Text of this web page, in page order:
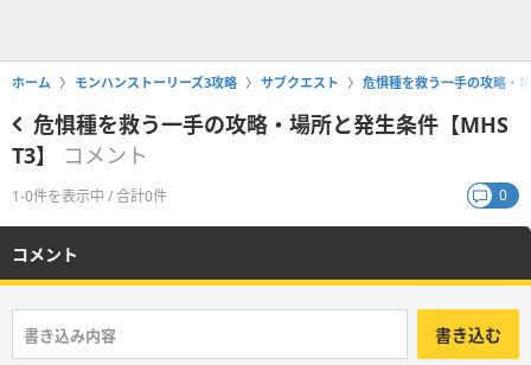
ホーム モンハンストーリーズ3攻略 サブクエスト 危惧種を救う一手の攻略・
危惧種を救う一手の攻略・場所と発生条件【MHS
T3】
コメント
1-0件を表示中 / 合計0件 0
コメント
書き込む